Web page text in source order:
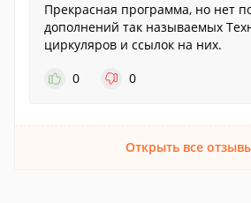
Прекрасная программа, но нет
дополнений так называемых
циркуляров и ссылок на них.
0
0
Открыть все